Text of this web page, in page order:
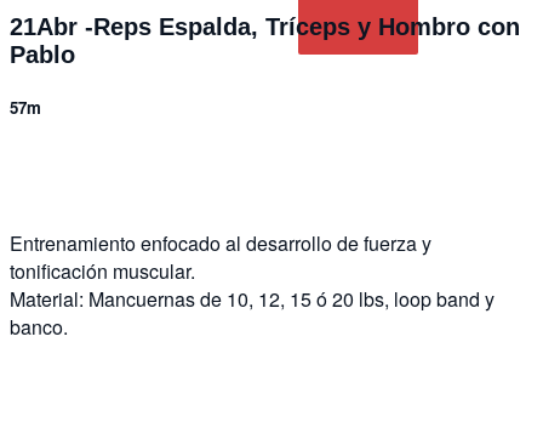
21Abr -Reps Espalda, Tríceps y Hombro con
Pablo
57m
Entrenamiento enfocado al desarrollo de fuerza y
tonificación muscular.
Material: Mancuernas de 10, 12, 15 ó 20 lbs, loop band y
banco.